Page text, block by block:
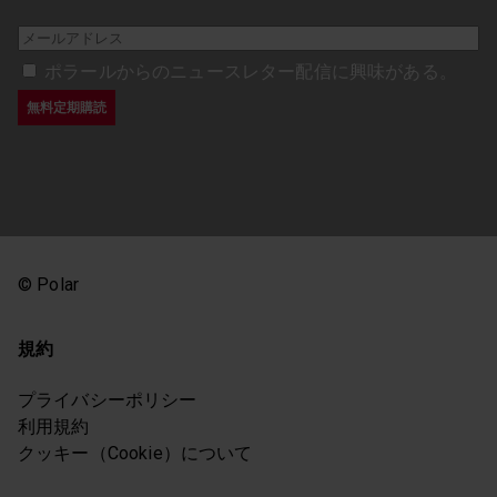
ポラールからのニュースレター配信に興味がある。
© Polar
規約
プライバシーポリシー
利用規約
クッキー（Cookie）について